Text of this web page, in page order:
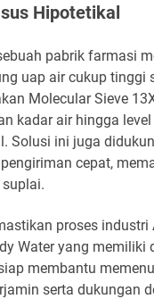
Hipotetikal
pabrik farmasi
uap air cukup tinggi
Molecular Sieve
kadar air hingga
Solusi ini juga
cepat,
proses
Water yang
membantu
serta dukungan